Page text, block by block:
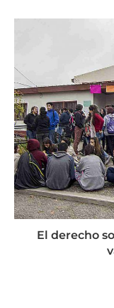
El derecho